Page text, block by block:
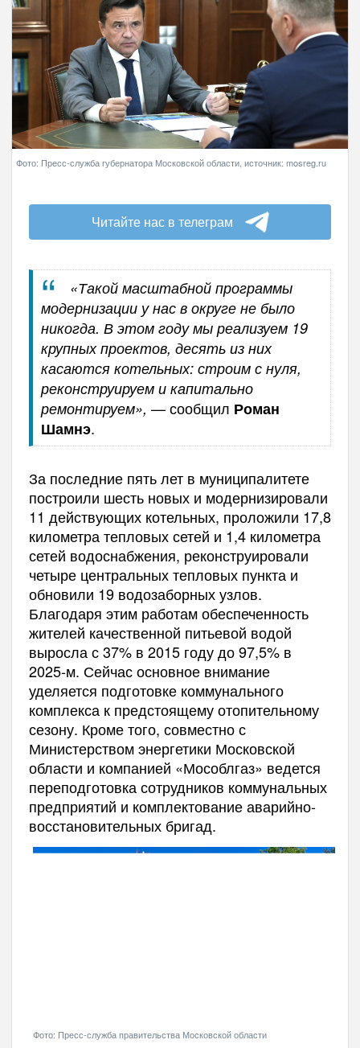
Фото: Пресс-служба губернатора Московской области, источник: mosreg.ru
Читайте нас в телеграм
«Такой масштабной программы
модернизации у нас в округе не было
никогда. В этом году мы реализуем 19
крупных проектов, десять из них
касаются котельных: строим с нуля,
реконструируем и капитально
ремонтируем», — сообщил Роман
Шамнэ.
За последние пять лет в муниципалитете
построили шесть новых и модернизировали
11 действующих котельных, проложили 17,8
километра тепловых сетей и 1,4 километра
сетей водоснабжения, реконструировали
четыре центральных тепловых пункта и
обновили 19 водозаборных узлов.
Благодаря этим работам обеспеченность
жителей качественной питьевой водой
выросла с 37% в 2015 году до 97,5% в
2025-м. Сейчас основное внимание
уделяется подготовке коммунального
комплекса к предстоящему отопительному
сезону. Кроме того, совместно с
Министерством энергетики Московской
области и компанией «Мособлгаз» ведется
переподготовка сотрудников коммунальных
предприятий и комплектование аварийно-
восстановительных бригад.
Фото: Пресс-служба правительства Московской области